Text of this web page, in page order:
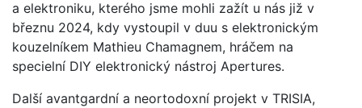
a elektroniku, kterého jsme mohli zažít u nás již v
březnu 2024, kdy vystoupil v duu s elektronickým
kouzelníkem Mathieu Chamagnem, hráčem na
specielní DIY elektronický nástroj Apertures.
Další avantgardní a neortodoxní projekt v TRISIA,